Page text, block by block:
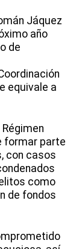
Jáquez
año
de
equivale a
formar parte
con casos
como
de fondos